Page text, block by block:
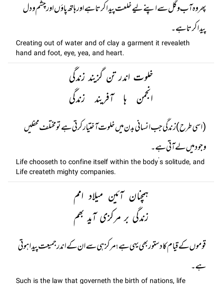
پھر وہ آب و گل سے اپنے لیے خلعت پیدا کرتا ہے اور ہاتھ پاؤں اور چشم و دل
پیدا کرتا ہے۔
Creating out of water and of clay a garment it revealeth
hand and foot, eye, yea, and heart.
خلوت اندر تن گزیند زندگی
انجمن ہا آفریند زندگی
(اسی طرح) زندگی جب انسانی بدن میں خلوت آختیار کرتی ہے تو مختلف محفلیں
وجود میں لے آتی ہے۔
Life chooseth to confine itself within the body’s solitude, and
Life createth mighty companies.
ہمچنان آئین میلاد امم
زندگی بر مرکزی آید بھم
قوموں کے قیام کا دستور بھی یہی ہے؛ مرکز ہی سے ان کے اندر جمیعت پیدا ہوتی
ہے۔
Such is the law that governeth the birth of nations, life